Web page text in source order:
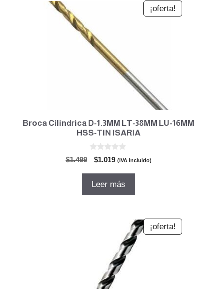
¡oferta!
Broca Cilindrica D-1.3MM LT-38MM LU-16MM
HSS-TIN ISARIA
$1.499
El
original
$1.019El
actual
(IVA incluido)
Leer más
¡oferta!